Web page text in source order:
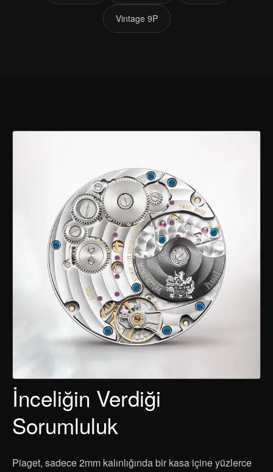
Vintage 9P
İnceliğin Verdiği
Sorumluluk
Piaget, sadece 2mm kalınlığında bir kasa içine yüzlerce